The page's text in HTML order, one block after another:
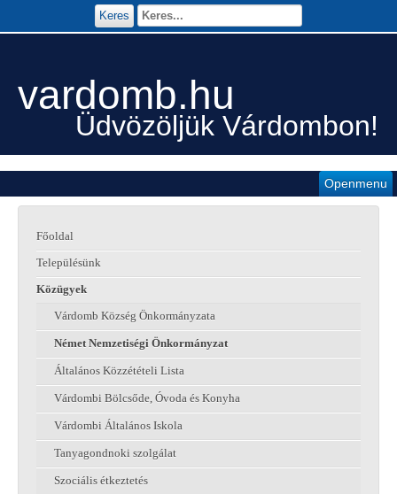
vardomb.hu
Üdvözöljük Várdombon!
Openmenu
Keres
Főoldal
Településünk
Közügyek
Várdomb Község Önkormányzata
Német Nemzetiségi Önkormányzat
Általános Közzétételi Lista
Várdombi Bölcsőde, Óvoda és Konyha
Várdombi Általános Iskola
Tanyagondnoki szolgálat
Szociális étkeztetés